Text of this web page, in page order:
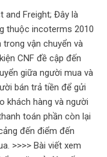
and Freight; Đây là
thuộc incoterms 2010
vận chuyển và
CNF đề cập đến
giữa người mua và
bán trả tiền để gửi
khách hàng và người
toán phần còn lại
đến điểm đến
>>>> Bài viết xem